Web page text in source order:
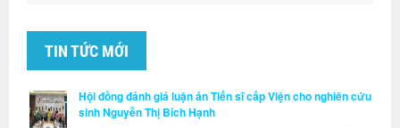
TIN TỨC MỚI
Hội đồng đánh giá luận án Tiến sĩ cấp Viện cho nghiên cứu
sinh Nguyễn Thị Bích Hạnh